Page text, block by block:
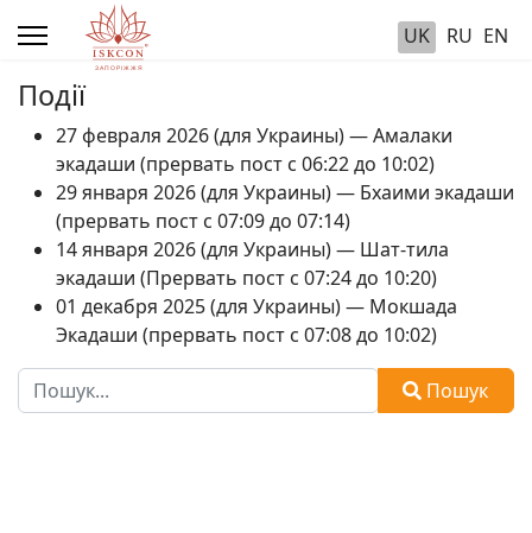
UK RU EN
Події
27 февраля 2026 (для Украины) — Амалаки
экадаши (прервать пост с 06:22 до 10:02)
29 января 2026 (для Украины) — Бхаими экадаши
(прервать пост с 07:09 до 07:14)
14 января 2026 (для Украины) — Шат-тила
экадаши (Прервать пост с 07:24 до 10:20)
01 декабря 2025 (для Украины) — Мокшада
Экадаши (прервать пост с 07:08 до 10:02)
Пошук
Пошук